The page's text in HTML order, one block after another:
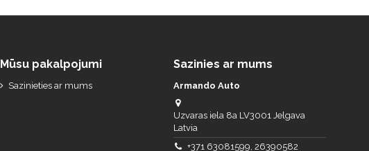
Mūsu pakalpojumi
Sazinieties ar mums
Sazinies ar mums
Armando Auto
Uzvaras iela 8a LV3001 Jelgava
Latvia
+371 63081599, 26390582